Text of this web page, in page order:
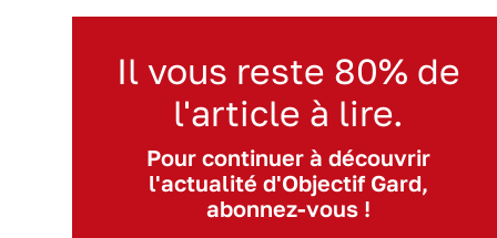
Il vous reste 80% de
l'article à lire.
Pour continuer à découvrir
l'actualité d'Objectif Gard,
abonnez-vous !